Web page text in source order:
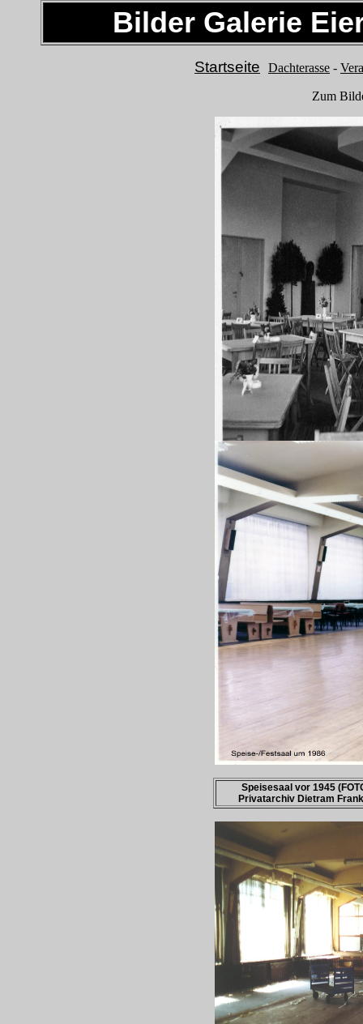
Bilder Galerie
Startseite Dachterasse -
Zum
Speisesaal vor 1945
Privatarchiv Dietram